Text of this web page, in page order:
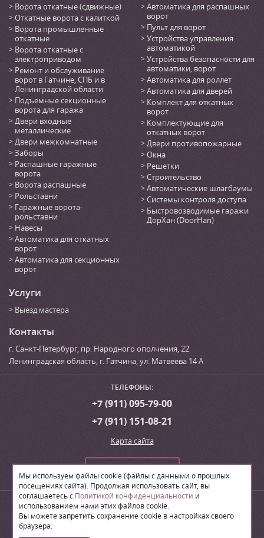
Мы используем файлы cookie (файлы с данными о прошлых
посещениях сайта). Продолжая использовать сайт, вы
соглашаетесь с Политикой конфиденциальности и
использованием нами этих файлов cookie.
Вы можете запретить сохранение cookie в настройках своего
браузера.
Ворота откатные (сдвижные)
Откатные ворота с калиткой
Ворота промышленные
откатные
Ворота откатные с
электроприводом
Ремонт и обслуживание
ворот в Гатчине, СПБ и в
Ленинградской области
Подъемные секционные
ворота для гаража
Двери входные
металлические
Двери межкомнатные
Заборы
Распашные гаражные
ворота
Ворота распашные
Рольставни
Гаражные ворота-
рольставни
Навесы
Автоматика для откатных
ворот
Автоматика для секционных
ворот
Автоматика для распашных
ворот
Пульт для ворот
Устройства управления
автоматикой
Устройства безопасности для
автоматики, ворот
Автоматика для роллет
Автоматика для дверей
Комплект для откатных
ворот
Комплектующие для
откатных ворот
Двери противопожарные
Окна
Решетки
Строительство
Автоматические шлагбаумы
Системы контроля доступа
Быстровозводимые гаражи
ДорХан (DoorHan)
Услуги
Выезд мастера
Контакты
г. Санкт-Петербург, пр. Народного ополчения, 22
Ленинградская область, г. Гатчина,ул. Матвеева 14 А
ТЕЛЕФОНЫ:
+7 (911) 095-79-00
+7 (911) 151-08-21
Карта сайта
Сделать заказ
© 2026 Производственная компания «ЛВН»